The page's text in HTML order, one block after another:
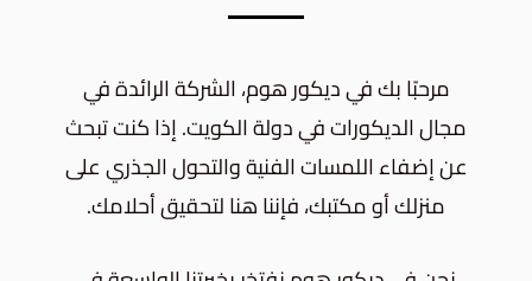
مرحبًا بك في ديكور هوم، الشركة الرائدة في
مجال الديكورات في دولة الكويت. إذا كنت تبحث
عن إضفاء اللمسات الفنية والتحول الجذري على
منزلك أو مكتبك، فإننا هنا لتحقيق أحلامك.